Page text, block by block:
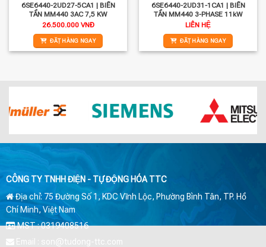
6SE6440-2UD27-5CA1 | BIẾN
TẦN MM440 3AC 7,5 KW
26.500.000 VNĐ
ĐẶT HÀNG NGAY
6SE6440-2UD31-1CA1 | BIẾN
TẦN MM440 3-PHASE 11kW
LIÊN HỆ
ĐẶT HÀNG NGAY
CÔNG TY TNHH ĐIỆN - TỰ ĐỘNG HÓA TTC
Địa chỉ: 75 Đường Số 1, KDC Vĩnh Lộc, Phường Bình Tân, TP. Hồ
Chí Minh, Việt Nam
MST : 0319408516
Email : son@tudong-ttc.com